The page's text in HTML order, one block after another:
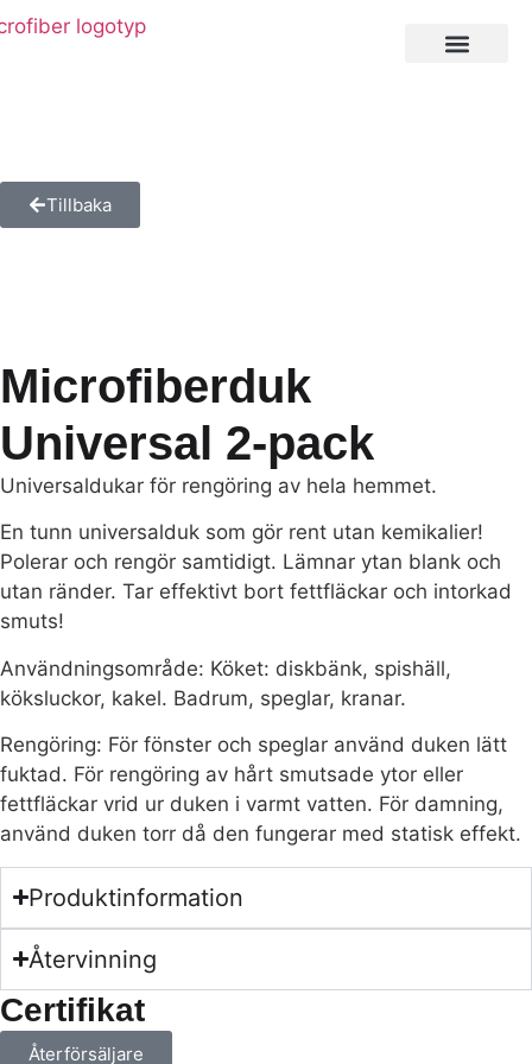
Tillbaka
Microfiberduk
Universal 2-pack
Universaldukar för rengöring av hela hemmet.
En tunn universalduk som gör rent utan kemikalier!
Polerar och rengör samtidigt. Lämnar ytan blank och
utan ränder. Tar effektivt bort fettfläckar och intorkad
smuts!
Användningsområde: Köket: diskbänk, spishäll,
köksluckor, kakel. Badrum, speglar, kranar.
Rengöring: För fönster och speglar använd duken lätt
fuktad. För rengöring av hårt smutsade ytor eller
fettfläckar vrid ur duken i varmt vatten. För damning,
använd duken torr då den fungerar med statisk effekt.
Produktinformation
Återvinning
Certifikat
Återförsäljare